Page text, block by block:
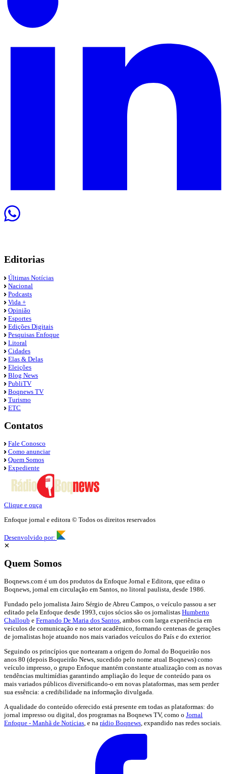
Editorias
Últimas Notícias
Nacional
Podcasts
Vida +
Opinião
Esportes
Edições Digitais
Pesquisas Enfoque
Litoral
Cidades
Elas & Delas
Eleições
Blog News
PubliTV
Boqnews TV
Turismo
ETC
Contatos
Fale Conosco
Como anunciar
Quem Somos
Expediente
Clique e ouça
Enfoque jornal e editora © Todos os direitos reservados
Desenvolvido por:
✕
Quem Somos
Boqnews.com é um dos produtos da Enfoque Jornal e Editora, que edita o
Boqnews, jornal em circulação em Santos, no litoral paulista, desde 1986.
Fundado pelo jornalista Jairo Sérgio de Abreu Campos, o veículo passou a ser
editado pela Enfoque desde 1993, cujos sócios são os jornalistas Humberto
Challoub e Fernando De Maria dos Santos, ambos com larga experiência em
veículos de comunicação e no setor acadêmico, formando centenas de gerações
de jornalistas hoje atuando nos mais variados veículos do País e do exterior.
Seguindo os princípios que nortearam a origem do Jornal do Boqueirão nos
anos 80 (depois Boqueirão News, sucedido pelo nome atual Boqnews) como
veículo impresso, o grupo Enfoque mantém constante atualização com as novas
tendências multimídias garantindo ampliação do leque de conteúdo para os
mais variados públicos diversificando-o em novas plataformas, mas sem perder
sua essência: a credibilidade na informação divulgada.
A qualidade do conteúdo oferecido está presente em todas as plataformas: do
jornal impresso ou digital, dos programas na Boqnews TV, como o Jornal
Enfoque - Manhã de Notícias, e na rádio Boqnews, expandido nas redes sociais.